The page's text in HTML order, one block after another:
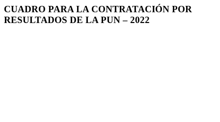
CUADRO PARA LA CONTRATACIÓN POR
RESULTADOS DE LA PUN – 2022